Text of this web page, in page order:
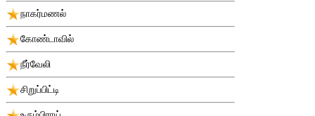
நாகர்மணல்
கோண்டாவில்
நீர்வேலி
சிறுப்பிட்டி